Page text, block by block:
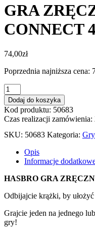
GRA
CONNECT
74,00zł
Poprzednia najniższa cena:
ilość
GRA
ZRĘCZNOŚCIOWA
CONNECT
4
SZAŁ
Dodaj do koszyka
Kod produktu: 50683
Czas realizacji zamówienia:
SKU: 50683 Kategoria: Gry
Opis
Informacje
HASBRO GRA
Odbijajcie krążki, by
Grajcie jeden na jednego
gry!